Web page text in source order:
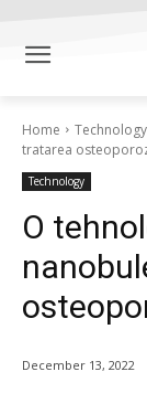
Home Technology
tratarea
Technology
O
December 13, 2022